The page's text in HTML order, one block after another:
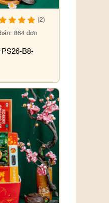
(2)
864 đơn
B8-